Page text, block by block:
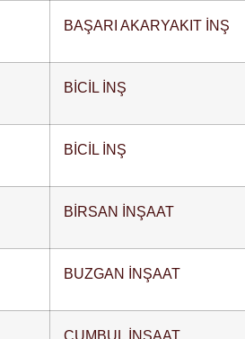
BAŞARI AKARYAKIT İNŞ
BİCİL İNŞ
BİCİL İNŞ
BİRSAN İNŞAAT
BUZGAN İNŞAAT
CUMBUL İNŞAAT